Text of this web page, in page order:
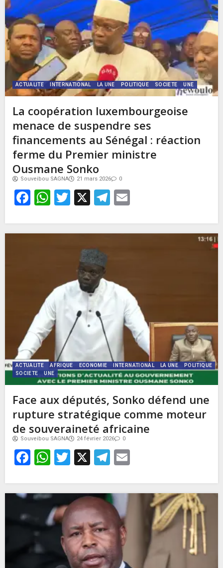
ACTUALITE INTERNATIONAL LA UNE POLITIQUE SOCIETE UNE
La coopération luxembourgeoise
menace de suspendre ses
financements au Sénégal : réaction
ferme du Premier ministre
Ousmane Sonko
Souveibou SAGNA 21 mars 2026 0
Facebook
WhatsApp
Twitter
X Telegram
ACTUALITE AFRIQUE ECONOMIE INTERNATIONAL LA UNE
POLITIQUE
SOCIETE
UNE
Face aux députés, Sonko défend une
rupture stratégique comme moteur
de souveraineté africaine
Souveibou SAGNA 24 février 2026 0
Facebook
WhatsApp
Twitter
X Telegram